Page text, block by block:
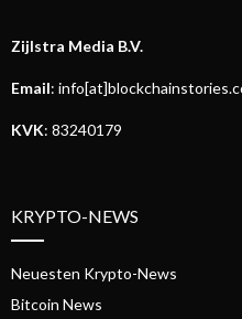
Zijlstra Media B.V.
Email:
KVK: 83240179
KRYPTO-NEWS
Neuesten Krypto-News
Bitcoin News